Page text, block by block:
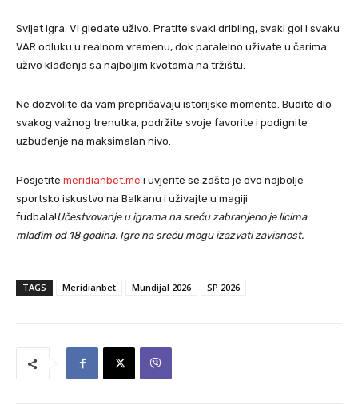
Svijet igra. Vi gledate uživo. Pratite svaki dribling, svaki gol i svaku
VAR odluku u realnom vremenu, dok paralelno uživate u čarima
uživo klađenja sa najboljim kvotama na tržištu.
Ne dozvolite da vam prepričavaju istorijske momente. Budite dio
svakog važnog trenutka, podržite svoje favorite i podignite
uzbuđenje na maksimalan nivo.
Posjetite meridianbet.me i uvjerite se zašto je ovo najbolje
sportsko iskustvo na Balkanu i uživajte u magiji
fudbala!Učestvovanje u igrama na sreću zabranjeno je licima
mlađim od 18 godina. Igre na sreću mogu izazvati zavisnost.
TAGS Meridianbet Mundijal 2026 SP 2026